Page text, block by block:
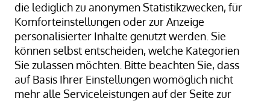
die lediglich zu anonymen Statistikzwecken, für
Komforteinstellungen oder zur Anzeige
personalisierter Inhalte genutzt werden. Sie
können selbst entscheiden, welche Kategorien
Sie zulassen möchten. Bitte beachten Sie, dass
auf Basis Ihrer Einstellungen womöglich nicht
mehr alle Serviceleistungen auf der Seite zur
Home
Paketband / Packband
Klebestreifengeber / Klebebandspender Nassklebeband
Streifengeber 6045 bis 75 mm Bandbreite